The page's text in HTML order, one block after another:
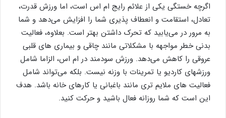
اگرچه خستگی یکی از علائم رایج ام اس است، اما ورزش قدرت،
تعادل، استقامت و انعطاف پذیری شما را افزایش می‌دهد و شما
به مرور در می‌یابید که تحرک داشتن بهتر است. بعلاوه، فعالیت
بدنی خطر مواجهه با مشکلاتی مانند چاقی و بیماری های قلبی
عروقی را کاهش می‌دهد. ورزش سودمند در ام اس، الزاما شامل
ورزشهای کاردیو یا تمرینات با وزنه نیست. بلکه می‌تواند شامل
فعالیت های ملایم تری مانند باغبانی یا کارهای خانه باشد. هدف
این است که شما روزانه فعال باشید و حرکت کنید.